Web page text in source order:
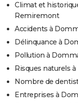
Climat et
Remiremont
Accidents à
Délinquance à
Pollution à
Risques naturels
Nombre de
Entreprises à